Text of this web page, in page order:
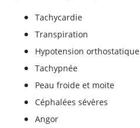
Tachycardie
Transpiration
Hypotension orthostatique
Tachypnée
Peau froide et moite
Céphalées sévères
Angor